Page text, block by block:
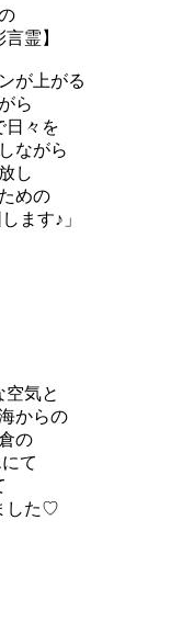
霊】
が上がる
ら
日々を
ながら
し
めの
ます♪」
空気と
からの
の
て
した♡